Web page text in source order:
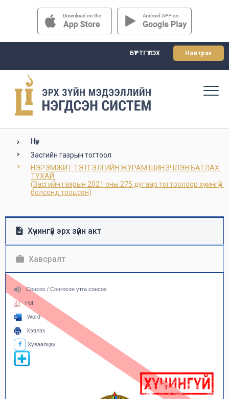
БҮРТГҮҮЛЭХ Нэвтрэх
Нүүр
Засгийн газрын тогтоол
НЭРЭМЖИТ ТЭТГЭЛГИЙН ЖУРАМ ШИНЭЧЛЭН БАТЛАХ
ТУХАЙ
(Засгийн газрын 2021 оны 275 дугаар тогтоолоор хүчингүй
болсонд тооцсон)
Хүчингүй эрх зүйн акт
Хавсралт
Сонсох / Сонгосон утга сонсох
Pdf
Word
Хэвлэх
Хуваалцах